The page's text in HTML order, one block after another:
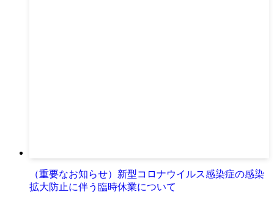
（重要なお知らせ）新型コロナウイルス感染症の感染
拡大防止に伴う臨時休業について